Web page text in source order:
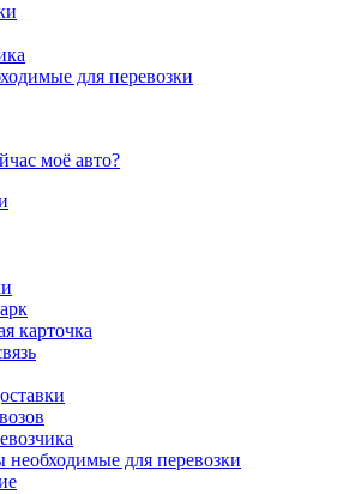
для перевозки
моё авто?
карточка
для перевозки